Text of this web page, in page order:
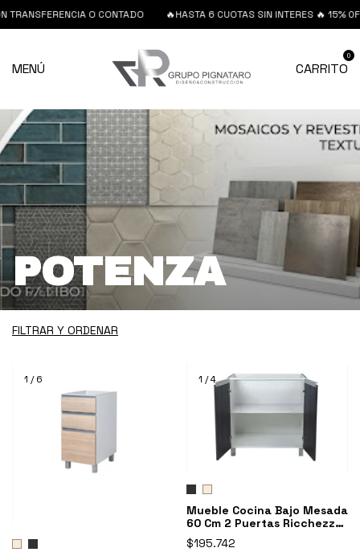
O CONTADO 🔥HASTA 6 CUOTAS SIN INTERES 🔥 15% 0FF ON
MENÚ CARRITO
0
POTENZA
FILTRAR Y ORDENAR
1 /6 1 /4
Mueble Cocina Bajo Mesada
60 Cm 2 Puertas Ricchezze
Potenza
$195.742